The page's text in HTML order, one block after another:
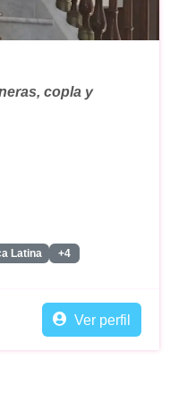
copla y
Latina +4
Ver perfil